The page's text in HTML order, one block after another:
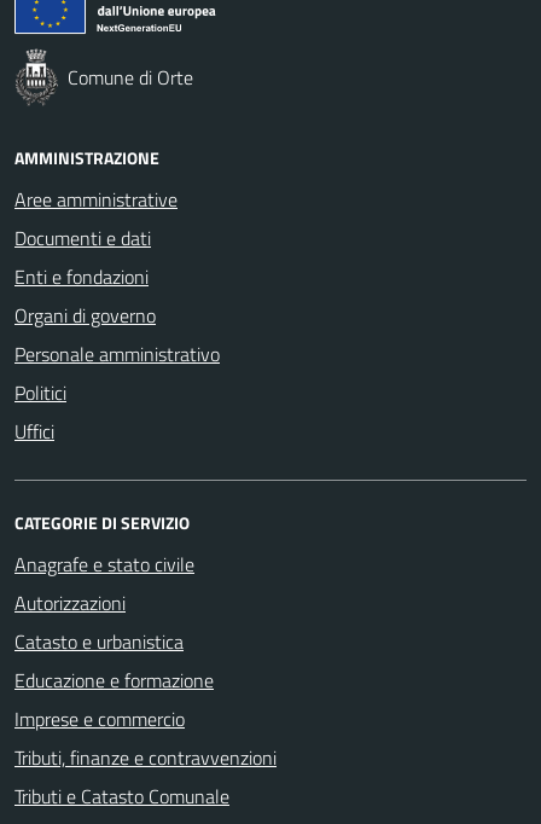
Comune di Orte
AMMINISTRAZIONE
Aree amministrative
Documenti e dati
Enti e fondazioni
Organi di governo
Personale amministrativo
Politici
Uffici
CATEGORIE DI SERVIZIO
Anagrafe e stato civile
Autorizzazioni
Catasto e urbanistica
Educazione e formazione
Imprese e commercio
Tributi, finanze e contravvenzioni
Tributi e Catasto Comunale